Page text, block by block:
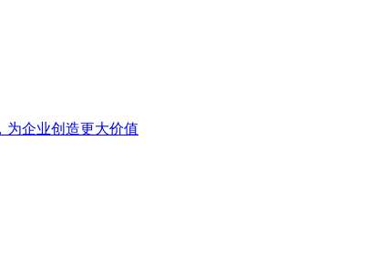
为企业创造更大价值